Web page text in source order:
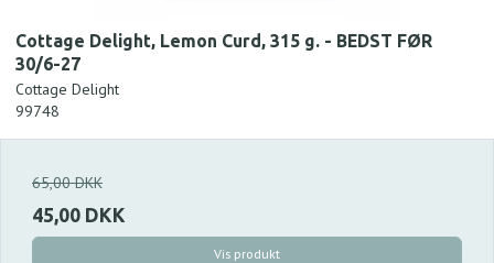
Cottage Delight, Lemon Curd, 315 g. - BEDST FØR
30/6-27
Cottage Delight
99748
65,00 DKK
45,00 DKK
Vis produkt